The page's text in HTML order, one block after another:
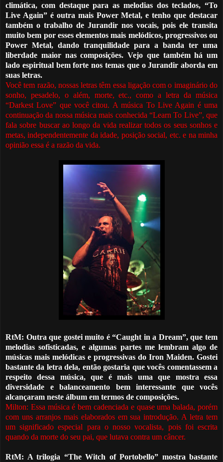
climática, com destaque para as melodias dos teclados, “To
Live Again” é outra mais Power Metal, e tenho que destacar
também o trabalho de Jurandir nos vocais, pois ele transita
muito bem por esses elementos mais melódicos, progressivos ou
Power Metal, dando tranquilidade para a banda ter uma
liberdade maior nas composições. Vejo que também há um
lado espiritual bem forte nos temas que o Jurandir aborda em
suas letras.
Você tem razão, nossas letras têm essa ligação com o imaginário do
sonho, pesadelo, o além, morte, etc., como a letra da música
“Darkest Love” que você citou. A música To Live Again éuma
continuação da nossa música mais conhecida “Learn To Live”, que
fala sobre buscar ao longo da vida realizar todos os seus sonhos e
metas, independentemente da idade, posição social, etc. e na minha
opinião essa é a razão da vida.
RtM: Outra que gostei muito é “Caught in a Dream”, que tem
melodias sofisticadas, e algumas partes me lembram algo de
músicas mais melódicas e progressivas do Iron Maiden. Gostei
bastante da letra dela, então gostaria que vocês comentassem a
respeito dessa música, que é mais uma que mostra essa
diversidade e balanceamento bem interessante que vocês
alcançaram neste álbum em termos de composições.
Milton: Essa músicaé bem cadenciada e quase uma balada, porém
com uns arranjos mais elaborados em sua introdução. A letra tem
um significado especial para o nosso vocalista, pois foi escrita
quando da morte do seu pai, que lutava contra um câncer.
RtM: A trilogia “The Witch of Portobello” mostra bastante